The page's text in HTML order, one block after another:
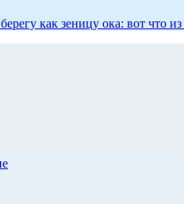
как зеницу ока: вот что